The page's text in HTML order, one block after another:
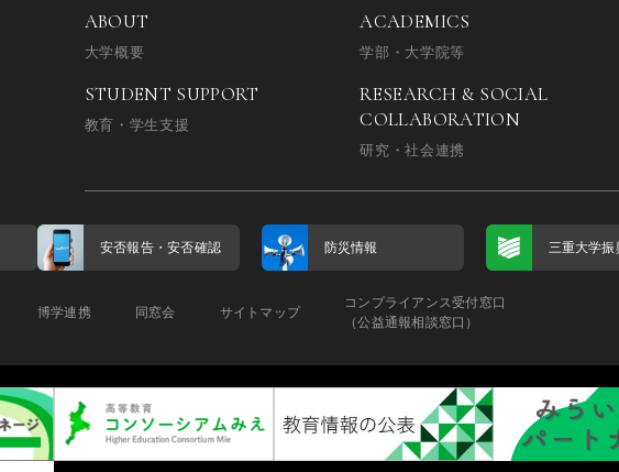
ABOUT
大学概要
ACADEMICS
学部・大学院等
STUDENT SUPPORT
教育・学生支援
RESEARCH & SOCIAL
COLLABORATION
研究・社会連携
安否報告・安否確認 防災情報 三重大学振
博学連携 同窓会 サイトマップ
コンプライアンス受付窓口
（公益通報相談窓口）